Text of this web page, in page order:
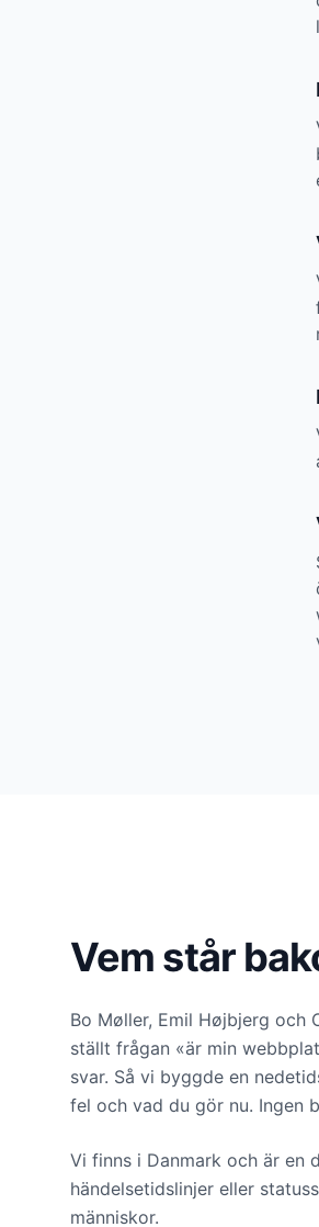
Vem står
Bo Møller, Emil Højbjerg och
ställt frågan «är min
svar. Så vi byggde en
fel och vad du gör nu. Ingen
Vi finns i Danmark och är en
händelsetidslinjer eller
människor.